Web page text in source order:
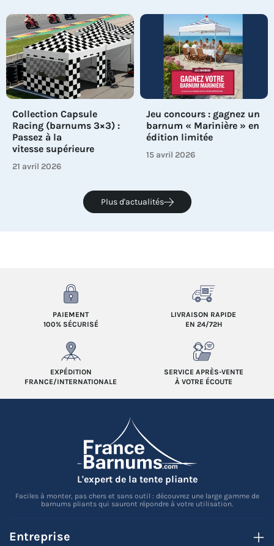
Collection Capsule
Racing (barnums 3×3) :
Passez à la
vitesse supérieure
21 avril 2026
Jeu concours : gagnez un
barnum « Marinière » en
édition limitée
15 avril 2026
Plus d'actualités
PAIEMENT
100% SÉCURISÉ
LIVRAISON RAPIDE
EN 24/72H
EXPÉDITION
FRANCE/INTERNATIONALE
SERVICE APRÈS-VENTE
À VOTRE ÉCOUTE
L'expert de la tente pliante
Faciles à monter, pas chers et sans outil : découvrez une large gamme de
barnums pliants qui sauront répondre à votre utilisation.
Entreprise